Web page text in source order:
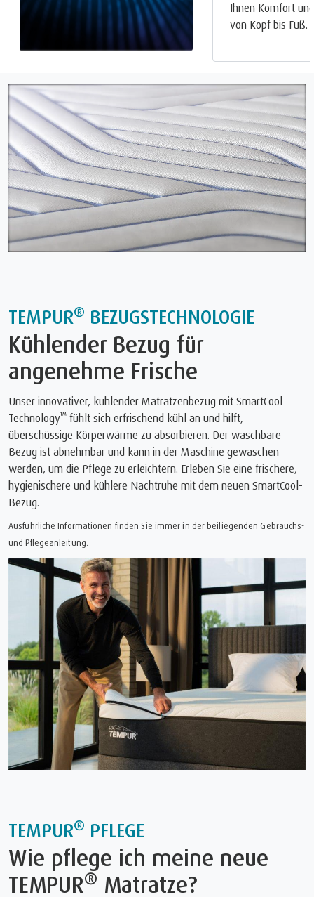
Ihnen Komfort
von Kopf bis Fuß.
TEMPUR® BEZUGSTECHNOLOGIE
Kühlender Bezug für
angenehme Frische
Unser innovativer, kühlender Matratzenbezug mit SmartCool
Technology™ fühlt sich erfrischend kühl an und hilft,
überschüssige Körperwärme zu absorbieren. Der waschbare
Bezug ist abnehmbar und kann in der Maschine gewaschen
werden, um die Pflege zu erleichtern. Erleben Sie eine frischere,
hygienischere und kühlere Nachtruhe mit dem neuen SmartCool-
Bezug.
Ausführliche Informationen finden Sie immer in der beiliegenden Gebrauchs-
und Pflegeanleitung.
TEMPUR® PFLEGE
Wie pflege ich meine neue
TEMPUR® Matratze?